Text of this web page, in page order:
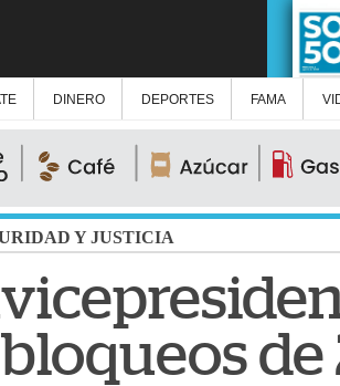
DINERO DEPORTES FAMA
Y JUSTICIA
de